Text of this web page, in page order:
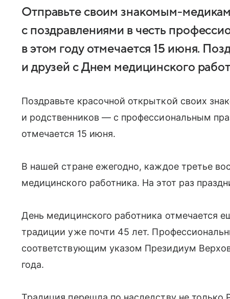
Отправьте своим знакомым-
с поздравлениями в честь
в этом году отмечается 15 июня.
и друзей с Днем медицинского
Поздравьте красочной открыткой своих
и родственников — с профессиональным
отмечается 15 июня.
В нашей стране ежегодно, каждое третье
медицинского работника. На этот раз
День медицинского работника отмечается
традиции уже почти 45 лет.
соответствующим указом Президиум
года.